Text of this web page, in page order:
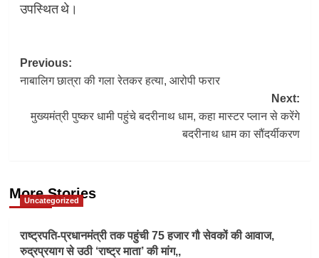
उपस्थित थे।
Post
navigation
Previous:
नाबालिग छात्रा की गला रेतकर हत्या, आरोपी फरार
Next:
मुख्यमंत्री पुष्कर धामी पहुंचे बदरीनाथ धाम, कहा मास्टर प्लान से करेंगे
बदरीनाथ धाम का सौंदर्यीकरण
More Stories
Uncategorized
राष्ट्रपति-प्रधानमंत्री तक पहुंची 75 हजार गौ सेवकों की आवाज,
रुद्रप्रयाग से उठी ‘राष्ट्र माता’ की मांग,,